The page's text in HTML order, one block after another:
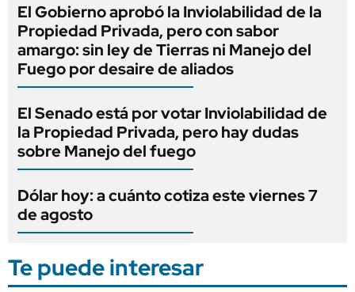
El Gobierno aprobó la Inviolabilidad de la
Propiedad Privada, pero con sabor
amargo: sin ley de Tierras ni Manejo del
Fuego por desaire de aliados
El Senado está por votar Inviolabilidad de
la Propiedad Privada, pero hay dudas
sobre Manejo del fuego
Dólar hoy: a cuánto cotiza este viernes 7
de agosto
Te puede interesar